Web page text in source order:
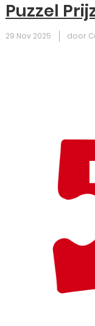
Puzzel
29 Nov 2025 door